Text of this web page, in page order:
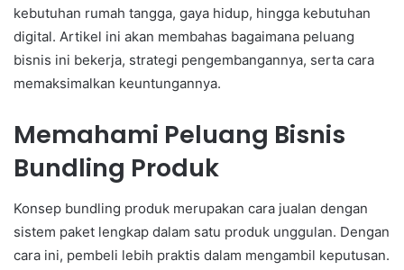
kebutuhan rumah tangga, gaya hidup, hingga kebutuhan
digital. Artikel ini akan membahas bagaimana peluang
bisnis ini bekerja, strategi pengembangannya, serta cara
memaksimalkan keuntungannya.
Memahami Peluang Bisnis
Bundling Produk
Konsep bundling produk merupakan cara jualan dengan
sistem paket lengkap dalam satu produk unggulan. Dengan
cara ini, pembeli lebih praktis dalam mengambil keputusan.